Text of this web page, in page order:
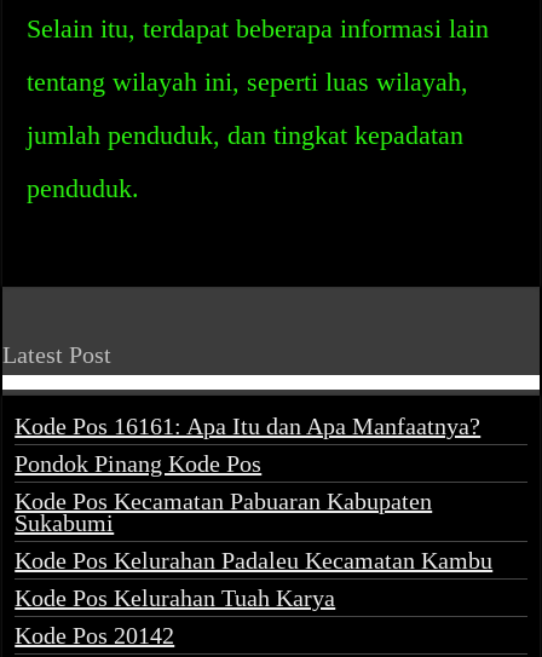
Selain itu, terdapat beberapa informasi lain
tentang wilayah ini, seperti luas wilayah,
jumlah penduduk, dan tingkat kepadatan
penduduk.
Latest Post
Kode Pos 16161: Apa Itu dan Apa Manfaatnya?
Pondok Pinang Kode Pos
Kode Pos Kecamatan Pabuaran Kabupaten
Sukabumi
Kode Pos Kelurahan Padaleu Kecamatan Kambu
Kode Pos Kelurahan Tuah Karya
Kode Pos 20142